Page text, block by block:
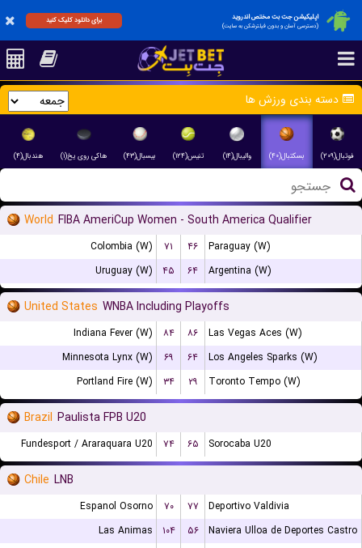
اپلیکیشن جت بت مختص اندروید
(دسترسی آسان و بدون فیلترشکن به سایت)
برای دانلود کلیک کنید
دسته بندی ورزش ها
فوتبال(۲۰۹) بسکتبال(۴۰) والیبال(۱۴) تنیس(۱۲۴) بیسبال(۴۳) هاکی روی یخ(۱) هندبال(۴)
World FIBA AmeriCup Women - South America Qualifier
Colombia (W) ۷۱ ۴۶
Paraguay (W)
Uruguay (W)
۴۵ ۶۴ Argentina (W)
United States WNBA Including Playoffs
Indiana Fever (W) ۸۴ ۸۶
Las Vegas Aces (W)
Minnesota Lynx (W)
۶۹ ۶۴
Los Angeles Sparks (W)
Portland Fire (W)
۳۴ ۲۹ Toronto Tempo (W)
Brazil Paulista FPB U20
Fundesport / Araraquara U20 ۷۴ ۶۵ Sorocaba U20
Chile LNB
Espanol Osorno ۷۰ ۷۷
Deportivo Valdivia
Las Animas
۱۰۴ ۵۶
Naviera Ulloa de Deportes Castro